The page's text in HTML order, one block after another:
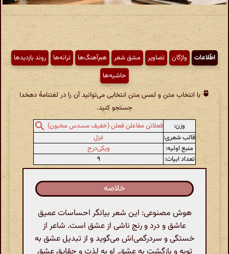
اطّلاعات واژگان تصاویر مشق شعر هم‌آهنگ‌ها ترانه‌ها
روند بازدیدها
حاشیه‌ها
با انتخاب متن و لمس متن انتخابی می‌توانید آن را در لغتنامهٔ دهخدا
جستجو کنید.
وزن:
فعلاتن مفاعلن فعلن (خفیف مسدس مخبون)
قالب شعری:
غزل
منبع اولیه:
ویکی‌درج
تعداد ابیات:
۹
خلاصه
هوش مصنوعی: این شعر بیانگر احساسات عمیق
عاشق و درد و رنج ناشی از عشق است. شاعر از
خستگی و سردرگمی‌اش می‌گوید و از تبدیل عشق به
توبه و بازگشت به عشق. او به لذت و حقایق عشق